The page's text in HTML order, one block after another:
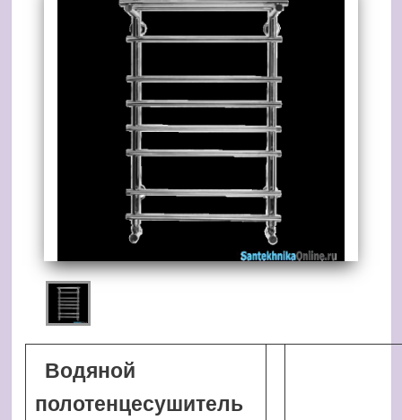
Водяной
полотенцесушитель